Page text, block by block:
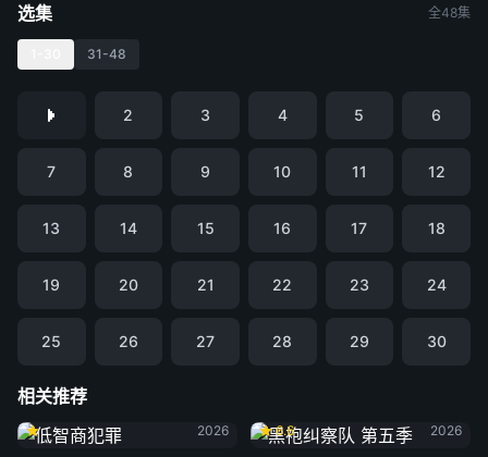
选集 全48集
31-48
2 3 4 5 6
7 8 9 10 11 12
13 14 15 16 17 18
19 20 21 22 23 24
25 26 27 28 29 30
相关推荐
低智商犯罪
2026
6.6
2026
铁拳教育
黑袍纠察队: 第1季